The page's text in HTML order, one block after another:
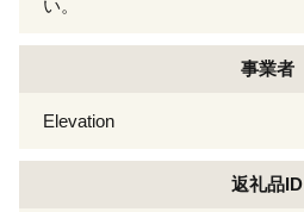
い。
事業者
Elevation
返礼品ID